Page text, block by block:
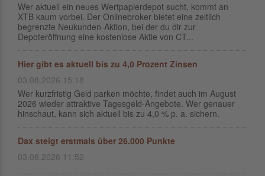
Wer aktuell ein neues Wertpapierdepot sucht, kommt an
XTB kaum vorbei. Der Onlinebroker bietet eine zeitlich
begrenzte Neukunden-Aktion, bei der du dir zur
Depoteröffnung eine kostenlose Aktie von CT...
Hier gibt es aktuell bis zu 4,0 Prozent Zinsen
03.08.2026 15:18
Wer kurzfristig Geld parken möchte, findet auch im August
2026 wieder attraktive Tagesgeld-Angebote. Wer genauer
hinschaut, kann sich aktuell bis zu 4,0 % p. a. sichern.
Dax steigt erstmals über 26.000 Punkte
03.08.2026 11:52